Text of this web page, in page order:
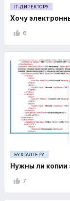
IT-ДИРЕКТОРУ
Хочу
6
БУХГАЛТЕРУ
Нужны ли копии
7